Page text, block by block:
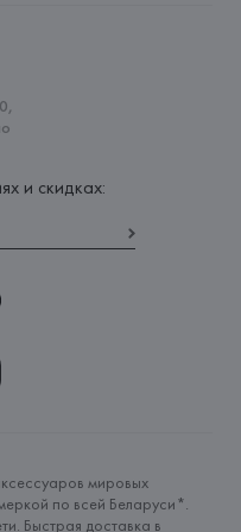
и скидках:
мировых
по всей Беларуси*.
Быстрая доставка в